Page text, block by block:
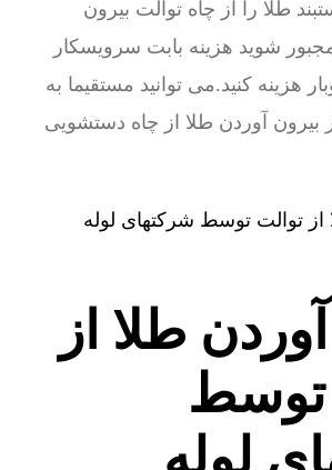
طلا را از چاه توالت بیرون
مجبور شوید هزینه بابت سرویسکار
هزینه کنید.می توانید مستقیما به
آوردن طلا از چاه دستشویی
از توالت توسط شرکتهای لوله
طلا از
توسط
لوله